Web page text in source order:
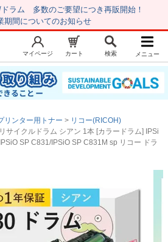
ラム 多数のご要望につき再販開始！
期間についてのお知らせ
マイページ
お気に入り
レビュー履歴
マイページ カート 検索 メニュー
リンター用トナー
リコー(RICOH)
サイクルドラム シアン 1本 [カラードラム] IPSi
SP C831/IPSiO SP C831M sp リコー ドラ